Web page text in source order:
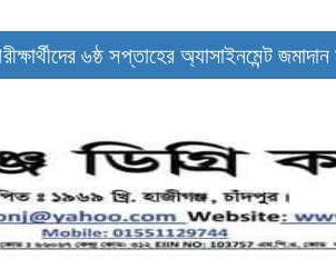
৬ষ্ঠ সপ্তাহের অ্যাসাইনমেন্ট